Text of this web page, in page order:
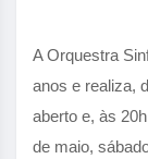
A Orquestra
anos e realiza,
aberto e, às
de maio,